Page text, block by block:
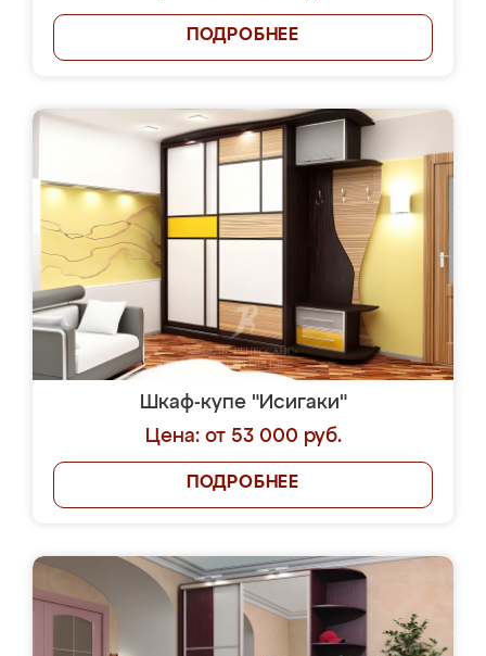
ПОДРОБНЕЕ
Шкаф-купе "Исигаки"
Цена: от 53 000 руб.
ПОДРОБНЕЕ